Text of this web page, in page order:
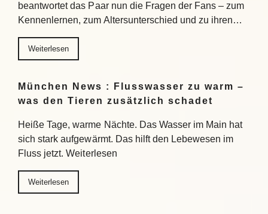
beantwortet das Paar nun die Fragen der Fans – zum
Kennenlernen, zum Altersunterschied und zu ihren…
Weiterlesen
München News : Flusswasser zu warm –
was den Tieren zusätzlich schadet
Heiße Tage, warme Nächte. Das Wasser im Main hat
sich stark aufgewärmt. Das hilft den Lebewesen im
Fluss jetzt. Weiterlesen
Weiterlesen